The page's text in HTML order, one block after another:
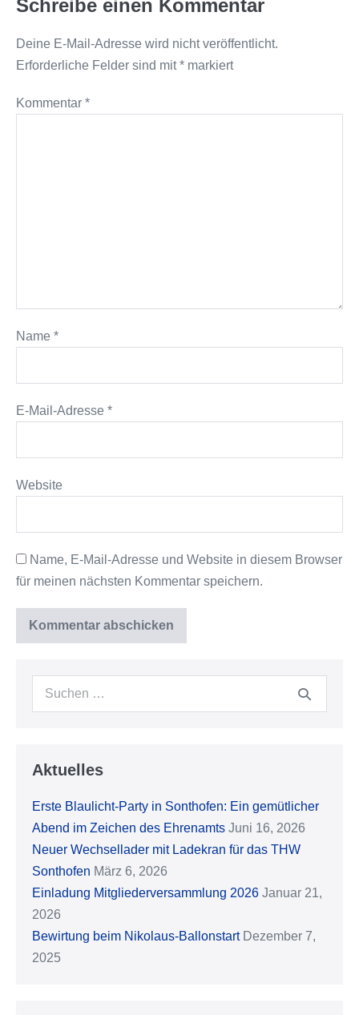
Schreibe einen Kommentar
Deine E-Mail-Adresse wird nicht veröffentlicht.
Erforderliche Felder sind mit* markiert
Kommentar *
Name *
E-Mail-Adresse *
Website
Name, E-Mail-Adresse und Website in diesem Browser
für meinen nächsten Kommentar speichern.
Suche
Aktuelles
Erste Blaulicht-Party in Sonthofen: Ein gemütlicher
Abend im Zeichen des Ehrenamts Juni 16, 2026
Neuer Wechsellader mit Ladekran für das THW
Sonthofen März 6, 2026
Einladung Mitgliederversammlung 2026 Januar 21,
2026
Bewirtung beim Nikolaus-Ballonstart Dezember 7,
2025